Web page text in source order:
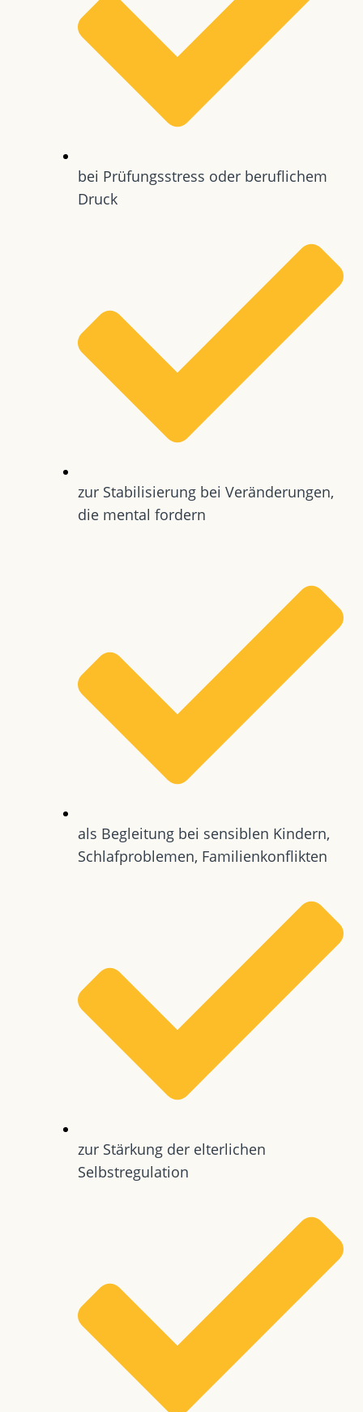
bei Prüfungsstress oder beruflichem
Druck
zur Stabilisierung bei Veränderungen,
die mental fordern
als Begleitung bei sensiblen Kindern,
Schlafproblemen, Familienkonflikten
zur Stärkung der elterlichen
Selbstregulation